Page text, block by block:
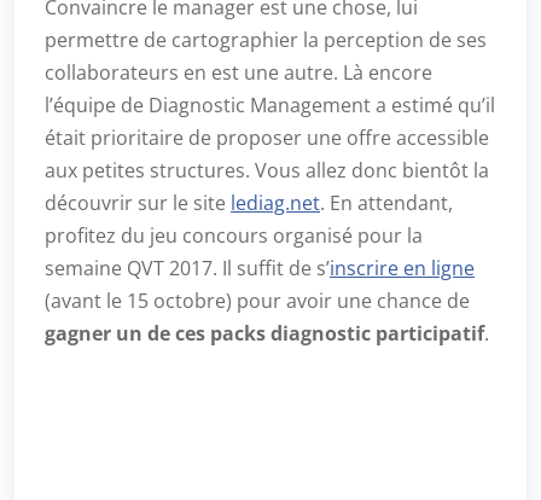
Convaincre le manager est une chose, lui
permettre de cartographier la perception de ses
collaborateurs en est une autre. Là encore
l’équipe de Diagnostic Management a estimé qu’il
était prioritaire de proposer une offre accessible
aux petites structures. Vous allez donc bientôt la
découvrir sur le site lediag.net. En attendant,
profitez du jeu concours organisé pour la
semaine QVT 2017. Il suffit de s’inscrire en ligne
(avant le 15 octobre) pour avoir une chance de
gagner un de ces packs diagnostic participatif.